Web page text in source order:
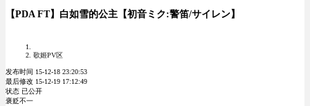
【PDA FT】白如雪的公主【初音ミク:警笛/サイレン】
歌姬PV区
发布时间 15-12-18 23:20:53
最后修改 15-12-19 17:12:49
状态 已公开
褒贬不一